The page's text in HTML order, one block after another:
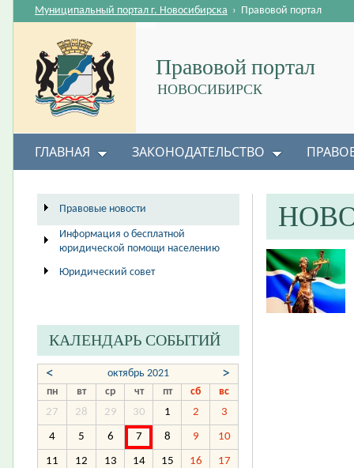
Правовой портал
НОВОСИБИРСК
Муниципальный портал г. Новосибирска › Правовой портал
ГЛАВНАЯ ЗАКОНОДАТЕЛЬСТВО
Правовые новости
Информация о бесплатной
юридической помощи населению
Юридический совет
КАЛЕНДАРЬ СОБЫТИЙ
< октябрь 2021 >
пн вт ср чт пт сб
вс
27
28 29 30 1 2 3
4 5 6 7 8 9 10
11 12 13 14 15 16 17